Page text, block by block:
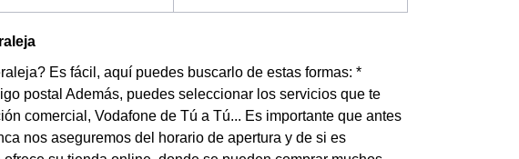
Es fácil, aquí puedes buscarlo de estas formas: *
postal Además, puedes seleccionar los servicios que te
comercial, Vodafone de Tú a Tú... Es importante que antes
nos aseguremos del horario de apertura y de si es